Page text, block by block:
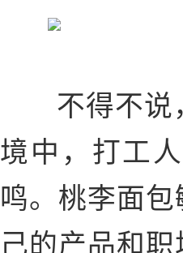
不得不
境中，打工
鸣。桃李面
己的产品和